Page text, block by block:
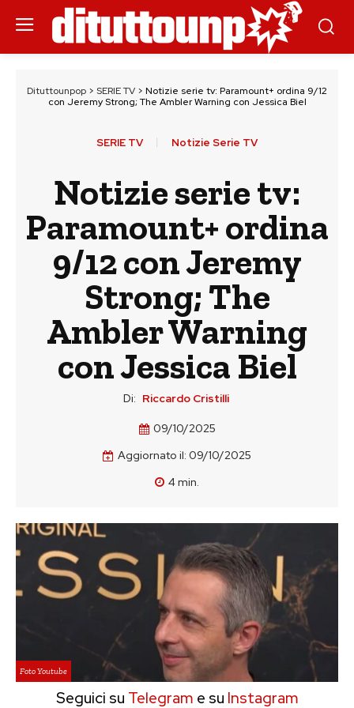
Dituttounpop > SERIE TV > Notizie serie tv: Paramount+ ordina 9/12
con Jeremy Strong; The Ambler Warning con Jessica Biel
SERIE TV Notizie Serie TV
Notizie serie tv:
Paramount+ ordina
9/12 con Jeremy
Strong; The
Ambler Warning
con Jessica Biel
Di: Riccardo Cristilli
09/10/2025
Aggiornato il: 09/10/2025
4min.
Foto Youtube
Seguici su Telegram e su Instagram